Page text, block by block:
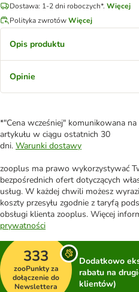
Dostawa: 1-2 dni roboczych*. Więcej
Polityka zwrotówWięcej
Opis produktu
Opinie
*"Cena wcześniej" komunikowana
artykułu w ciągu ostatnich 30
dni. Warunki dostawy
zooplus ma prawo wykorzystywać
bezpośrednich ofert dotyczących
usług. W każdej chwili możesz
koszty przesyłu zgodnie z taryfą
obsługi klienta zooplus. Więcej
prywatności
333
zooPunkty za
dołączenie do
Newslettera
Dodatkowo
rabatu na
klientów)